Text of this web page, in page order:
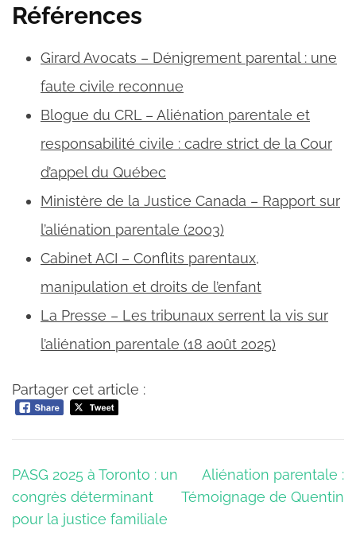
Références
Girard Avocats – Dénigrement parental : une
faute civile reconnue
Blogue du CRL – Aliénation parentale et
responsabilité civile : cadre strict de la Cour
d’appel du Québec
Ministère de la Justice Canada – Rapport sur
l’aliénation parentale (2003)
Cabinet ACI – Conflits parentaux,
manipulation et droits de l’enfant
La Presse – Les tribunaux serrent la vis sur
l’aliénation parentale (18 août 2025)
Partager cet article :
Navigation
de
l’article
PASG 2025 à Toronto : un
congrès déterminant
pour la justice familiale
Aliénation parentale :
Témoignage de Quentin